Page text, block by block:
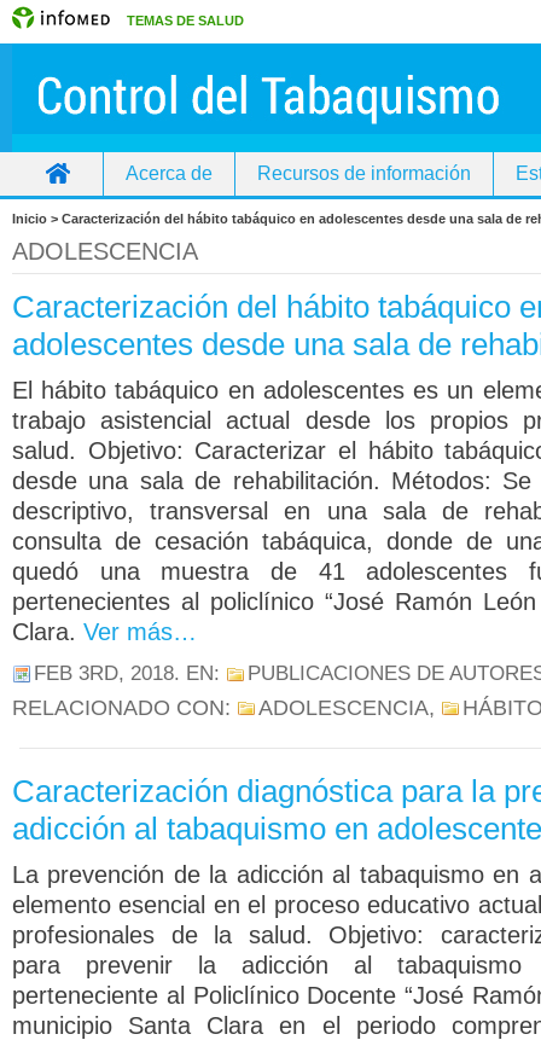
TEMAS DE SALUD
Acerca de Recursos de información
Inicio > Caracterización del hábito tabáquico en adolescentes desde una sala de
ADOLESCENCIA
Caracterización del hábito tabáquico
adolescentes desde una sala de
El hábito tabáquico en adolescentes es un
trabajo asistencial actual desde los propios
salud. Objetivo: Caracterizar el hábito
desde una sala de rehabilitación. Métodos:
descriptivo, transversal en una sala de
consulta de cesación tabáquica, donde de
quedó una muestra de 41 adolescentes
pertenecientes al policlínico “José Ramón
Clara. Ver más…
FEB 3RD, 2018. EN: PUBLICACIONES DE
RELACIONADO CON: ADOLESCENCIA,
Caracterización diagnóstica para la
adicción al tabaquismo en
La prevención de la adicción al tabaquismo en
elemento esencial en el proceso educativo
profesionales de la salud. Objetivo:
para prevenir la adicción al tabaquismo
perteneciente al Policlínico Docente “José
municipio Santa Clara en el periodo